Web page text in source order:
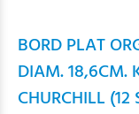
BORD PLAT
DIAM. 18,6CM.
CHURCHILL (12